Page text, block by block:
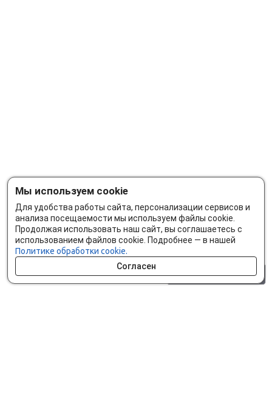
Мы используем cookie
Для удобства работы сайта, персонализации сервисов и
анализа посещаемости мы используем файлы cookie.
Продолжая использовать наш сайт, вы соглашаетесь с
использованием файлов cookie. Подробнее — в нашей
Политике обработки cookie.
Согласен